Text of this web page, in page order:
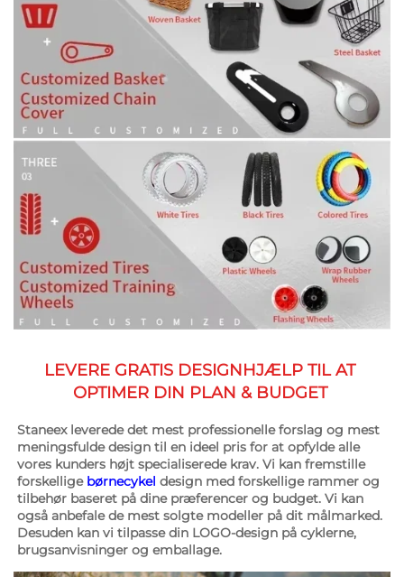
LEVERE GRATIS DESIGNHJÆLP TIL AT
OPTIMER DIN PLAN & BUDGET
Staneex leverede det mest professionelle forslag og mest
meningsfulde design til en ideel pris for at opfylde alle
vores kunders højt specialiserede krav. Vi kan fremstille
forskellige børnecykel design med forskellige rammer og
tilbehør baseret på dine præferencer og budget. Vi kan
også anbefale de mest solgte modeller på dit målmarked.
Desuden kan vi tilpasse din LOGO-design på cyklerne,
brugsanvisninger og emballage.